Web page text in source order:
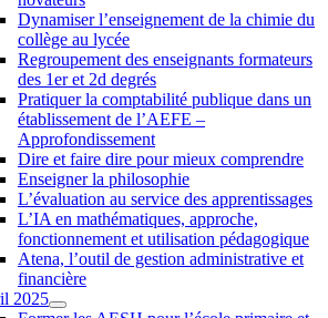
Dynamiser l’enseignement de la chimie du
collège au lycée
Regroupement des enseignants formateurs
des 1er et 2d degrés
Pratiquer la comptabilité publique dans un
établissement de l’AEFE –
Approfondissement
Dire et faire dire pour mieux comprendre
Enseigner la philosophie
L’évaluation au service des apprentissages
L’IA en mathématiques, approche,
fonctionnement et utilisation pédagogique
Atena, l’outil de gestion administrative et
financière
2025